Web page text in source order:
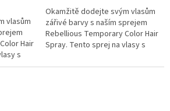
vlasům
Hair
s
pro
hvězdiček.
Okamžitě dodejte svým vlasům
zářivé barvy s naším sprejem
Rebellious Temporary Color Hair
Spray. Tento sprej na vlasy s
změnu barvy vlasů pro...